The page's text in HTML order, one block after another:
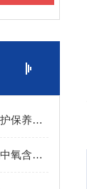
涡轮流量计传感器的维护保养知识
氧化锆简单介绍及烟气中氧含量的分析